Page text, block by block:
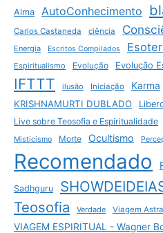
Alma AutoConhecimento
Carlos Castaneda ciência
Energia Escritos Compilados
Espiritualismo Evolução Evolução
IFTTT ilusão Iniciação Karma
KRISHNAMURTI DUBLADO
Live sobre Teosofia e Espiritualidade
Misticismo Morte Ocultismo
Recomendado
Sadhguru
Teosofia Verdade Viagem
VIAGEM ESPIRITUAL - Wagner